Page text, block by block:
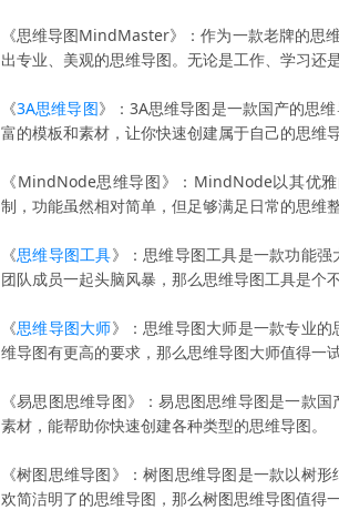
《思维导图MindMaster》：作为一款老牌的
出专业、美观的思维导图。无论是工作、学习还
《3A思维导图》：3A思维导图是一款国产的思
富的模板和素材，让你快速创建属于自己的思维导
《MindNode思维导图》：MindNode以其优
制，功能虽然相对简单，但足够满足日常的思维整
《思维导图工具》：思维导图工具是一款功能
团队成员一起头脑风暴，那么思维导图工具是个
《思维导图大师》：思维导图大师是一款专业
维导图有更高的要求，那么思维导图大师值得一试
《易思图思维导图》：易思图思维导图是一款
素材，能帮助你快速创建各种类型的思维导图。
《树图思维导图》：树图思维导图是一款以树
欢简洁明了的思维导图，那么树图思维导图值得一